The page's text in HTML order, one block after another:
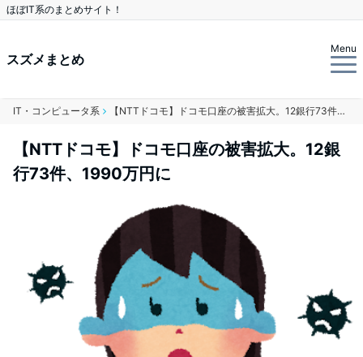
ほぼIT系のまとめサイト！
スズメまとめ
Menu
IT・コンピュータ系 【NTTドコモ】ドコモ口座の被害拡大。12銀行73件、1990万円に
【NTTドコモ】ドコモ口座の被害拡大。12銀
行73件、1990万円に